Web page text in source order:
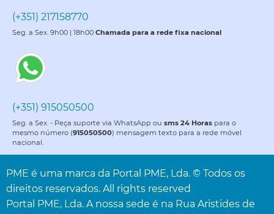
(+351) 217158770
Seg. a Sex. 9h00 | 18h00 Chamada para a rede fixa nacional
(+351) 915050500
Seg. a Sex. - Peça suporte via WhatsApp ou sms 24 Horas para o
mesmo número (915050500) mensagem texto para a rede móvel
nacional.
PME é uma marca da Portal PME, Lda. © Todos os
direitos reservados. All rights reserved
Portal PME, Lda. A nossa sede é na Rua Aristides de